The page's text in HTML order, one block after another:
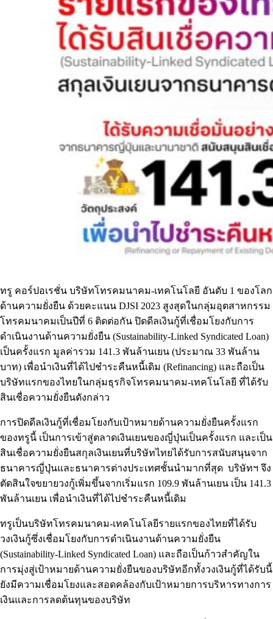
ทรู คอร์ปอเรชั่น บริษัทโทรคมนาคม-เทคโนโลยี อันดับ 1 ของโลก
ด้านความยั่งยืน ด้วยคะแนน DJSI 2023 สูงสุดในกลุ่มอุตสาหกรรม
โทรคมนาคมเป็นปีที่ 6 ติดต่อกัน ปิดดีลเงินกู้ที่เชื่อมโยงกับการ
ดำเนินงานด้านความยั่งยืน (Sustainability-Linked Syndicated Loan)
เป็นครั้งแรก มูลค่ารวม 141.3 พันล้านเยน (ประมาณ 33 พันล้าน
บาท) เพื่อนำเงินที่ได้ไปชำระคืนหนี้เดิม (Refinancing) และถือเป็น
บริษัทแรกของไทยในกลุ่มธุรกิจโทรคมนาคม-เทคโนโลยี ที่ได้รับ
สินเชื่อความยั่งยืนดังกล่าว
การปิดดีลเงินกู้ที่เชื่อมโยงกับเป้าหมายด้านความยั่งยืนครั้งแรก
ของทรูนี้ เป็นการเข้าสู่ตลาดเงินเยนของญี่ปุ่นเป็นครั้งแรก และเป็น
สินเชื่อความยั่งยืนสกุลเงินเยนที่บริษัทไทยได้รับการสนับสนุนจาก
ธนาคารญี่ปุ่นและธนาคารต่างประเทศชั้นนำมากที่สุด บริษัทฯ จึง
ตัดสินใจขยายวงกู้เพิ่มขึ้นจากเริ่มแรก 109.9 พันล้านเยน เป็น 141.3
พันล้านเยน เพื่อนำเงินที่ได้ไปชำระคืนหนี้เดิม
ทรูเป็นบริษัทโทรคมนาคม-เทคโนโลยีรายแรกของไทยที่ได้รับ
วงเงินกู้ซึ่งเชื่อมโยงกับการดำเนินงานด้านความยั่งยืน
(Sustainability-Linked Syndicated Loan) และถือเป็นก้าวสำคัญใน
การมุ่งสู่เป้าหมายด้านความยั่งยืนของบริษัทอีกทั้งวงเงินกู้ที่ได้รับนี้
ยังมีความเชื่อมโยงและสอดคล้องกับเป้าหมายการบริหารทางการ
เงินและการลดต้นทุนของบริษัท